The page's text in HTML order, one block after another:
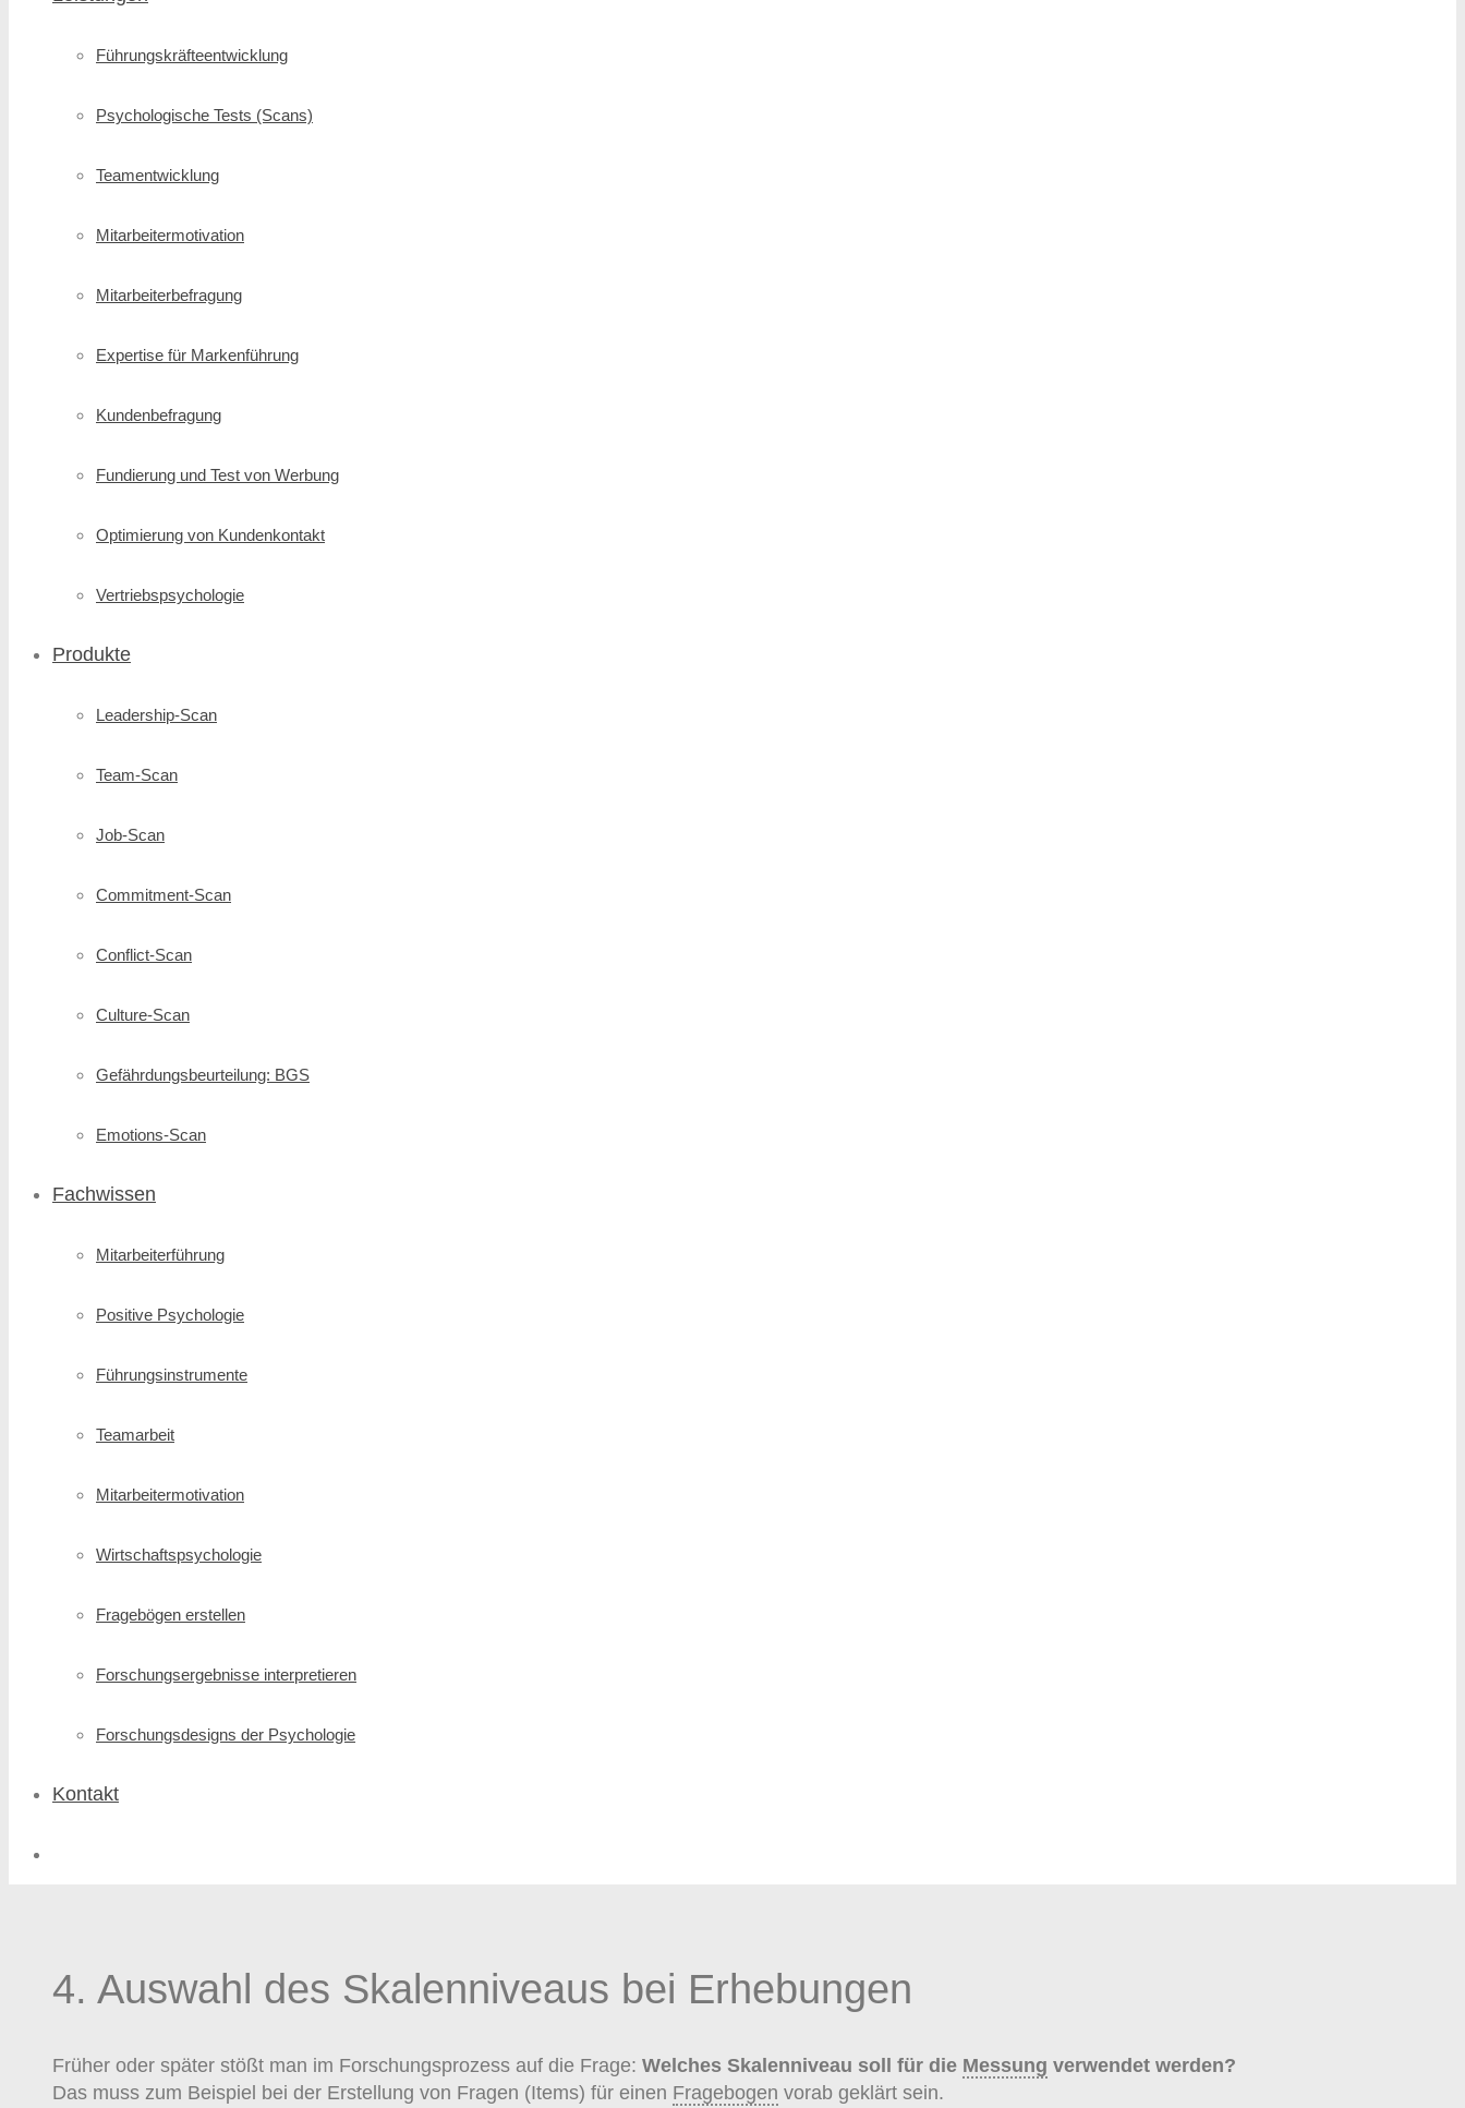
Führungskräfte­entwicklung
Psychologische Tests (Scans)
Teamentwicklung
Mitarbeitermotivation
Mitarbeiterbefragung
Expertise für Markenführung
Kundenbefragung
Fundierung und Test von Werbung
Optimierung von Kundenkontakt
Vertriebspsychologie
Produkte
Leadership-Scan
Team-Scan
Job-Scan
Commitment-Scan
Conflict-Scan
Culture-Scan
Gefährdungsbeurteilung: BGS
Emotions-Scan
Fachwissen
Mitarbeiterführung
Positive Psychologie
Führungsinstrumente
Teamarbeit
Mitarbeitermotivation
Wirtschafts­psychologie
Fragebögen erstellen
Forschungs­ergebnisse interpretieren
Forschungsdesigns der Psychologie
Kontakt
4. Auswahl des Skalenniveaus bei Erhebungen
Früher oder später stößt man im Forschungsprozess auf die Frage: Welches Skalenniveau soll für die Messung verwendet werden?
Das muss zum Beispiel bei der Erstellung von Fragen (Items) für einen Fragebogen vorab geklärt sein.